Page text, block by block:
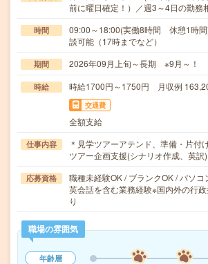
前に曜日確定！）／週3～4日の勤務
時間
09:00～18:00(実働8時間 休憩1時間
談可能（17時までなど）
期間 2026年09月上旬～長期 ※9月～！
時給 時給1700円～1750円 月収例
交通費
全額支給
仕事内容
＊見学ツアーアテンド、準備・片付
ツアー企画支援(シナリオ作成、英
応募資格
職種未経験OK / ブランクOK / パソコ
英会話を含む業務経験※国内外の行
り
職場の雰囲気
年齢層